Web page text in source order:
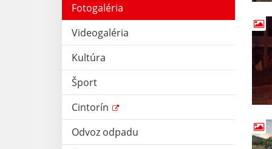
Fotogaléria
Videogaléria
Kultúra
Šport
Cintorín
Odvoz odpadu